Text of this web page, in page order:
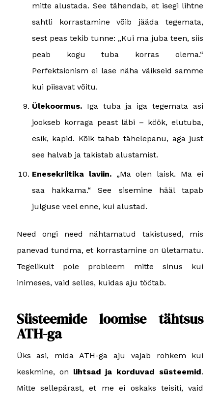
mitte alustada. See tähendab, et isegi lihtne
sahtli korrastamine võib jääda tegemata,
sest peas tekib tunne: „Kui ma juba teen, siis
peab kogu tuba korras olema.“
Perfektsionism ei lase näha väikseid samme
kui piisavat võitu.
Ülekoormus.Iga tuba ja iga tegemata asi
jookseb korraga peast läbi – köök, elutuba,
esik, kapid. Kõik tahab tähelepanu, aga just
see halvab ja takistab alustamist.
Enesekriitika laviin.„Ma olen laisk. Ma ei
saa hakkama.“ See sisemine hääl tapab
julguse veel enne, kui alustad.
Need ongi need nähtamatud takistused, mis
panevad tundma, et korrastamine on ületamatu.
Tegelikult pole probleem mitte sinus kui
inimeses, vaid selles, kuidas aju töötab.
Süsteemide loomise tähtsus
ATH-ga
Üks asi, mida ATH-ga aju vajab rohkem kui
keskmine, on lihtsad ja korduvad süsteemid.
Mitte sellepärast, et me ei oskaks teisiti, vaid